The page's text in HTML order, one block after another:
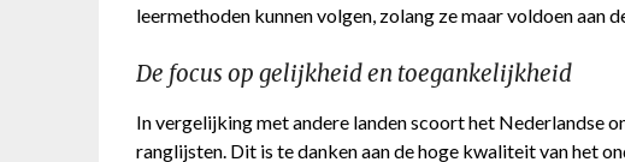
leermethoden kunnen volgen, zolang ze maar voldoen aan
De focus op gelijkheid en toegankelijkheid
In vergelijking met andere landen scoort het Nederlandse
ranglijsten. Dit is te danken aan de hoge kwaliteit van het